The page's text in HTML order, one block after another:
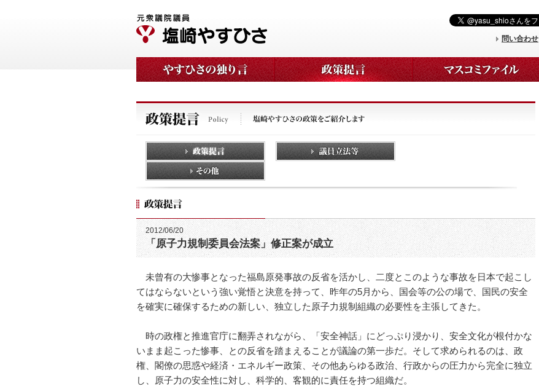
問い合わせ
2012/06/20
「原子力規制委員会法案」修正案が成立
未曾有の大惨事となった福島原発事故の反省を活かし、二度とこのような事故を日本で起こし
てはならないという強い覚悟と決意を持って、昨年の5月から、国会等の公の場で、国民の安全
を確実に確保するための新しい、独立した原子力規制組織の必要性を主張してきた。
時の政権と推進官庁に翻弄されながら、「安全神話」にどっぷり浸かり、安全文化が根付かな
いまま起こった惨事、との反省を踏まえることが議論の第一歩だ。そして求められるのは、政
権、閣僚の思惑や経済・エネルギー政策、その他あらゆる政治、行政からの圧力から完全に独立
し、原子力の安全性に対し、科学的、客観的に責任を持つ組織だ。